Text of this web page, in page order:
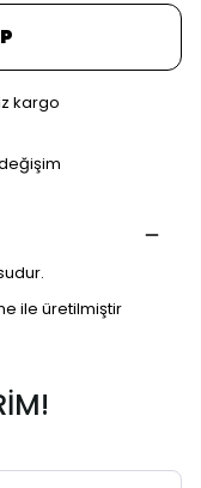
kargo
ile üretilmiştir